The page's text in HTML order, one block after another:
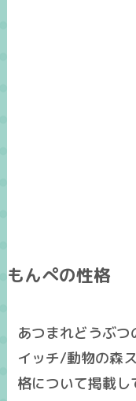
もんぺの性格
あつまれどうぶ
イッチ/動物の森
格について掲載し